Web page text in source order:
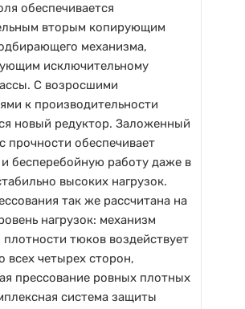
обеспечивается
вторым копирующим
механизма,
исключительному
С возросшими
к производительности
новый редуктор. Заложенный
прочности обеспечивает
бесперебойную работу даже в
высоких нагрузок.
так же рассчитана на
нагрузок: механизм
плотности тюков воздействует
всех четырех сторон,
прессование ровных плотных
система защиты